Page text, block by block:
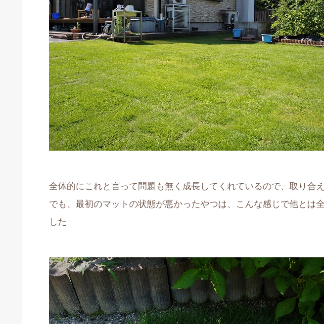
全体的にこれと言って問題も無く成長してくれているので、取り合え
でも、最初のマットの状態が悪かったやつは、こんな感じで他とは
した